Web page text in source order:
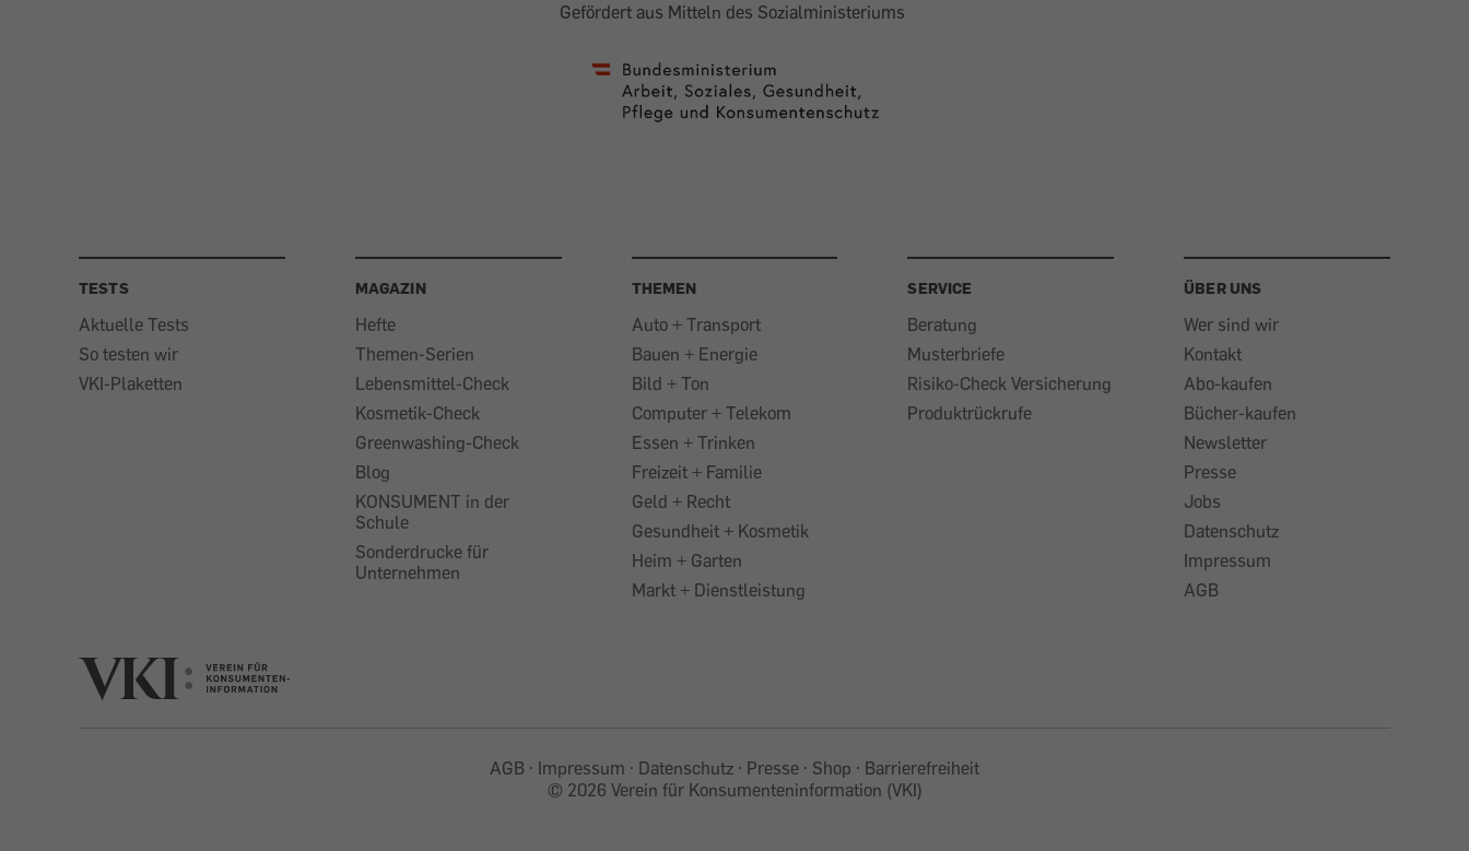
Gefördert aus Mitteln des Sozialministeriums
TESTS
Aktuelle Tests
So testen wir
VKI-Plaketten
MAGAZIN
Hefte
Themen-Serien
Lebensmittel-Check
Kosmetik-Check
Greenwashing-Check
Blog
KONSUMENT in der
Schule
Sonderdrucke für
Unternehmen
THEMEN
Auto + Transport
Bauen + Energie
Bild + Ton
Computer + Telekom
Essen + Trinken
Freizeit + Familie
Geld + Recht
Gesundheit + Kosmetik
Heim + Garten
Markt + Dienstleistung
SERVICE
Beratung
Musterbriefe
Risiko-Check Versicherung
Produktrückrufe
ÜBER UNS
Wer sind wir
Kontakt
Abo-kaufen
Bücher-kaufen
Newsletter
Presse
Jobs
Datenschutz
Impressum
AGB
AGB Impressum Datenschutz Presse Shop
Barrierefreiheit
© 2026 Verein für Konsumenteninformation (VKI)